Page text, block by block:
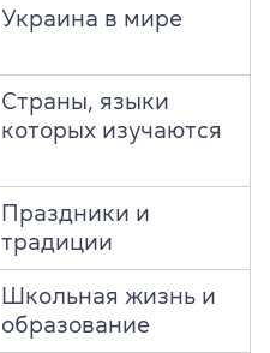
Украина в мире
Страны, языки
которых изучаются
Праздники и
традиции
Школьная жизнь и
образование